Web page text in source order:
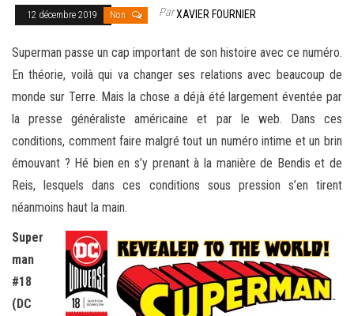
12 décembre 2019 Non ParXAVIER FOURNIER
Superman passe un cap important de son histoire avec ce numéro.
En théorie, voilà qui va changer ses relations avec beaucoup de
monde sur Terre. Mais la chose a déjà été largement éventée par
la presse généraliste américaine et par le web. Dans ces
conditions, comment faire malgré tout un numéro intime et un brin
émouvant ? Hé bien en s’y prenant à la manière de Bendis et de
Reis, lesquels dans ces conditions sous pression s’en tirent
néanmoins haut la main.
Super
man
#18
(DC